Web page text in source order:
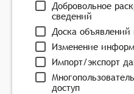
Добровольное
сведений
Доска
Изменение
Импорт/экспорт
доступ